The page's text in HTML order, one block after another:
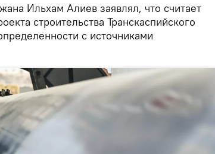
Ильхам Алиев заявлял, что считает
строительства Транскаспийского
с источниками